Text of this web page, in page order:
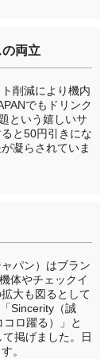
両立
削減により機内
でもドリンク
という嬉しいサ
と50円引きにな
凝らされていま
パン）はブラン
体やチェックイ
大も図るとして
Sincerity（誠
ロ躍る）」と
掲げました。日
。